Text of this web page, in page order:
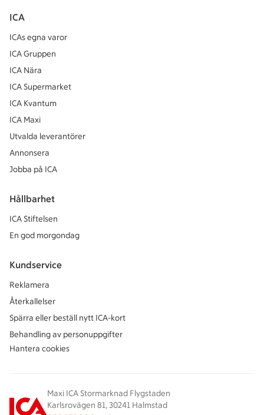
ICA
ICAs egna varor
ICA Gruppen
ICA Nära
ICA Supermarket
ICA Kvantum
ICA Maxi
Utvalda leverantörer
Annonsera
Jobba på ICA
Hållbarhet
ICA Stiftelsen
En god morgondag
Kundservice
Reklamera
Återkallelser
Spärra eller beställ nytt ICA-kort
Behandling av personuppgifter
Hantera cookies
Maxi ICA Stormarknad Flygstaden
Karlsrovägen 81, 30241 Halmstad